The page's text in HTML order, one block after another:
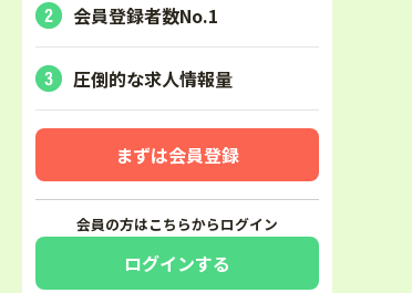
会員登録者数No.1
圧倒的な求人情報量
まずは会員登録
会員の方はこちらからログイン
ログインする